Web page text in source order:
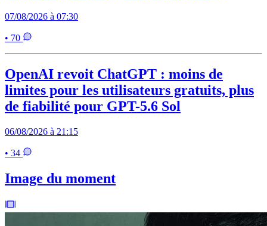
07/08/2026 à 07:30
• 70
OpenAI revoit ChatGPT : moins de
limites pour les utilisateurs gratuits, plus
de fiabilité pour GPT-5.6 Sol
06/08/2026 à 21:15
• 34
Image du moment